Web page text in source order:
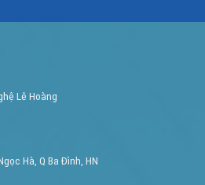
Lê Hoàng
Hà, Q Ba Đình, HN